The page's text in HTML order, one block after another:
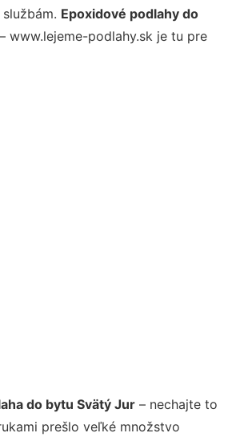
Epoxidové podlahy do
– www.lejeme-podlahy.sk je tu pre
do bytu Svätý Jur – nechajte to
prešlo veľké množstvo